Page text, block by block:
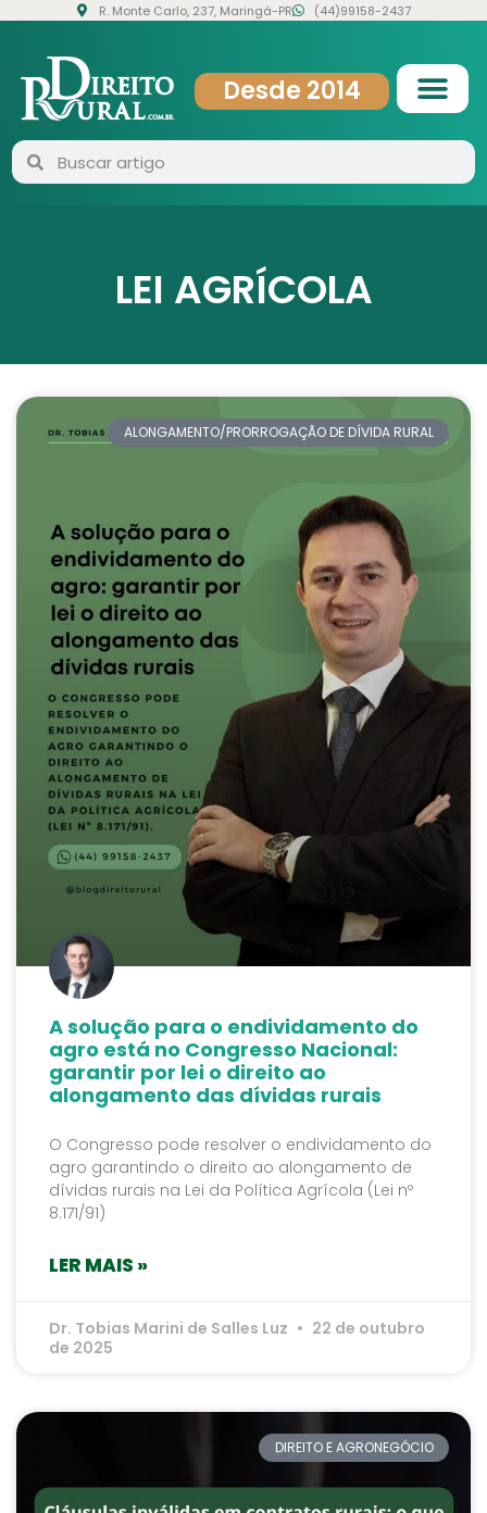
R. Monte Carlo, 237, Maringá-PR (44)99158-2437
Desde 2014
LEI AGRÍCOLA
ALONGAMENTO/PRORROGAÇÃO DE DÍVIDA RURAL
A solução para o endividamento do
agro está no Congresso Nacional:
garantir por lei o direito ao
alongamento das dívidas rurais
O Congresso pode resolver o endividamento do
agro garantindo o direito ao alongamento de
dívidas rurais na Lei da Política Agrícola (Lei nº
8.171/91)
LER MAIS »
Dr. Tobias Marini de Salles Luz
22 de outubro
de 2025
DIREITO E AGRONEGÓCIO